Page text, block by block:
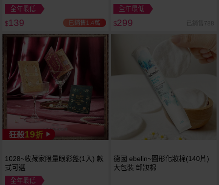
全年最低
$139 已銷售1.4萬
全年最低
$299 已銷售788
狂殺19折
1028~收藏家限量眼彩盤(1入) 款
式可選
全年最低
德國 ebelin~圓形化妝棉(140片)
大包裝 卸妝棉